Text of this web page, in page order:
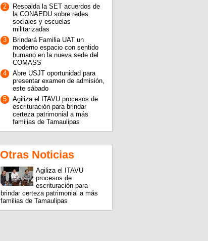
2
Respalda la SET acuerdos de
la CONAEDU sobre redes
sociales y escuelas
militarizadas
3
Brindará Familia UAT un
moderno espacio con sentido
humano en la nueva sede del
COMASS
4
Abre USJT oportunidad para
presentar examen de admisión,
este sábado
5
Agiliza el ITAVU procesos de
escrituración para brindar
certeza patrimonial a más
familias de Tamaulipas
Otras Noticias
Agiliza el ITAVU
procesos de
escrituración para
brindar certeza patrimonial a más
familias de Tamaulipas